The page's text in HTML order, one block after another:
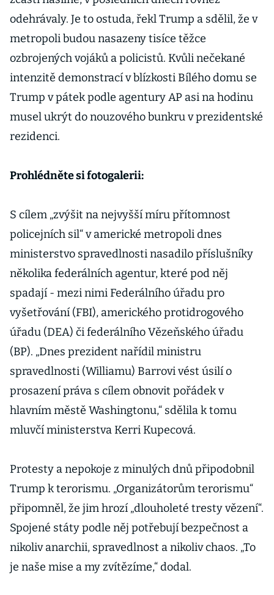
odehrávaly. Je to ostuda, řekl Trump a sdělil, že v
metropoli budou nasazeny tisíce těžce
ozbrojených vojáků a policistů. Kvůli nečekané
intenzitě demonstrací v blízkosti Bílého domu se
Trump v pátek podle agentury AP asi na hodinu
musel ukrýt do nouzového bunkru v prezidentské
rezidenci.
Prohlédněte si fotogalerii:
S cílem „zvýšit na nejvyšší míru přítomnost
policejních sil“ v americké metropoli dnes
ministerstvo spravedlnosti nasadilo příslušníky
několika federálních agentur, které pod něj
spadají - mezi nimi Federálního úřadu pro
vyšetřování (FBI), amerického protidrogového
úřadu (DEA) či federálního Vězeňského úřadu
(BP). „Dnes prezident nařídil ministru
spravedlnosti (Williamu) Barrovi vést úsilí o
prosazení práva s cílem obnovit pořádek v
hlavním městě Washingtonu,“ sdělila k tomu
mluvčí ministerstva Kerri Kupecová.
Protesty a nepokoje z minulých dnů připodobnil
Trump k terorismu. „Organizátorům terorismu“
připomněl, že jim hrozí „dlouholeté tresty vězení“.
Spojené státy podle něj potřebují bezpečnost a
nikoliv anarchii, spravedlnost a nikoliv chaos. „To
je naše mise a my zvítězíme,“ dodal.